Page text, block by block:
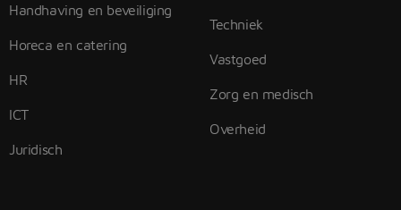
Handhaving en beveiliging
Horeca en catering
HR
ICT
Juridisch
Techniek
Vastgoed
Zorg en medisch
Overheid